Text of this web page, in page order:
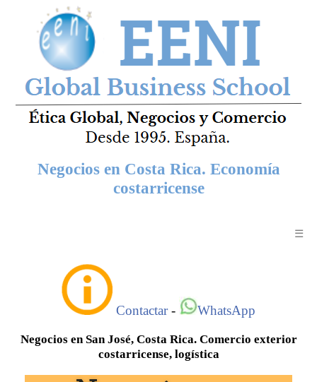
Negocios en Costa Rica. Economía
costarricense
☰
Contactar- WhatsApp
Negocios en San José, Costa Rica. Comercio exterior
costarricense, logística